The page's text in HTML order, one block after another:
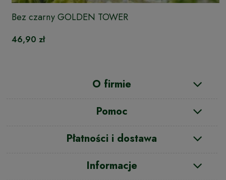
Bez czarny GOLDEN TOWER
46,90 zł
O firmie
Pomoc
Płatności i dostawa
Informacje